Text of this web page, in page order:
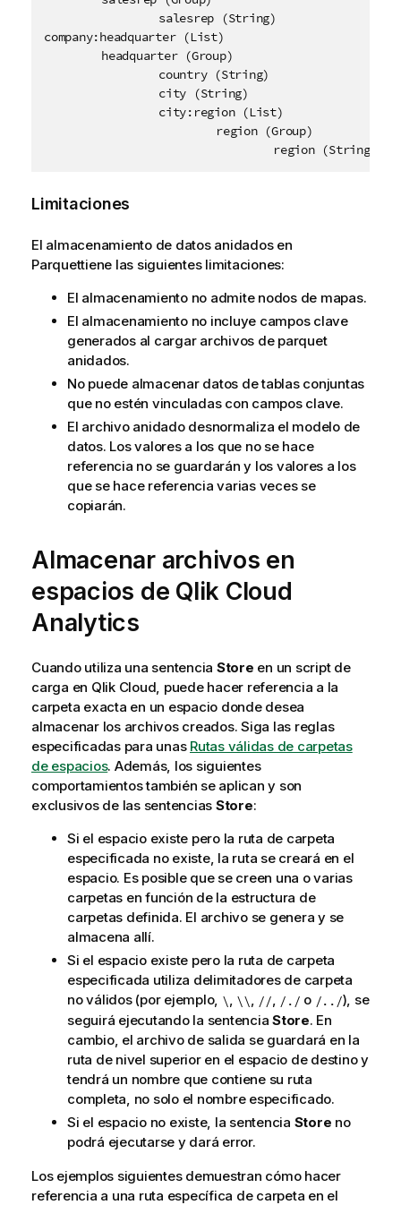
company:headquarter (List)
				region (String)
Limitaciones
El almacenamiento de datos anidados en
Parquettiene las siguientes limitaciones:
El almacenamiento no admite nodos de mapas.
El almacenamiento no incluye campos clave
generados al cargar archivos de parquet
anidados.
No puede almacenar datos de tablas conjuntas
que no estén vinculadas con campos clave.
El archivo anidado desnormaliza el modelo de
datos. Los valores a los que no se hace
referencia no se guardarán y los valores a los
que se hace referencia varias veces se
copiarán.
Almacenar archivos en
espacios de Qlik Cloud
Analytics
Cuando utiliza una sentencia Store en un script de
carga en Qlik Cloud, puede hacer referencia a la
carpeta exacta en un espacio donde desea
almacenar los archivos creados. Siga las reglas
especificadas para unas Rutas válidas de carpetas
de espacios. Además, los siguientes
comportamientos también se aplican y son
exclusivos de las sentencias Store:
Si el espacio existe pero la ruta de carpeta
especificada no existe, la ruta se creará en el
espacio. Es posible que se creen una o varias
carpetas en función de la estructura de
carpetas definida. El archivo se genera y se
almacena allí.
Si el espacio existe pero la ruta de carpeta
especificada utiliza delimitadores de carpeta
no válidos (por ejemplo, \, \\, //, /./ o /../), se
seguirá ejecutando la sentencia Store. En
cambio, el archivo de salida se guardará en la
ruta de nivel superior en el espacio de destino y
tendrá un nombre que contiene su ruta
completa, no solo el nombre especificado.
Si el espacio no existe, la sentencia Store no
podrá ejecutarse y dará error.
Los ejemplos siguientes demuestran cómo hacer
referencia a una ruta específica de carpeta en el